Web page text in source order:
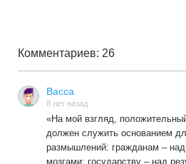
Комментариев: 26
Васса
8 лет назад
«На мой взгляд,
должен служить основанием
размышлений: гражданам –
мозгами; государству – над